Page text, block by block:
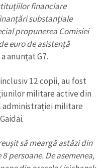
financiare
substanțiale
propunerea Comisiei
euro de asistență
a anunțat G7.
12 copii, au fost
militare active din
administrației militare
să meargă astăzi din
persoane. De asemenea,